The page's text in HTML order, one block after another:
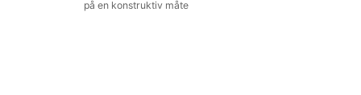
på en konstruktiv måte